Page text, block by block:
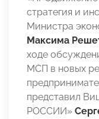
стратегия и
Министра
Максима
ходе
МСП в новых
представил
РОССИИ»